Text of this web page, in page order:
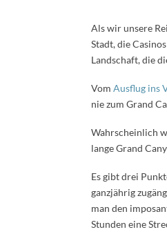
Als wir unsere
Stadt, die
Landschaft, die
Vom Ausflug ins
nie zum Grand
Wahrscheinlich
lange Grand
Es gibt drei
ganzjährig
man den
Stunden eine